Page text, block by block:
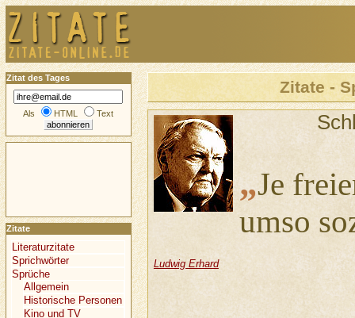
Zitate -
„Je
umso
Ludwig Erhard
Zitat des Tages
Als HTML Text
Zitate
Literaturzitate
Sprichwörter
Sprüche
Allgemein
Historische Personen
Kino und TV